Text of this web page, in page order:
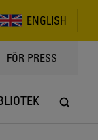
ENGLISH
FÖR PRESS